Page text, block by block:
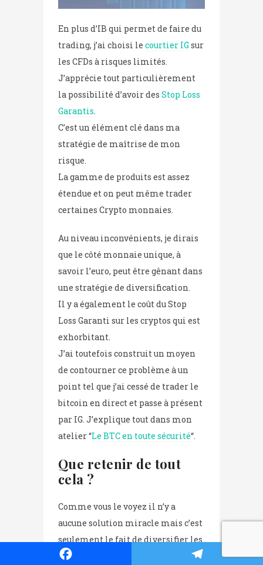
En plus d’IB qui permet de faire du
trading, j’ai choisi le courtier IG sur
les CFDs à risques limités.
J’apprécie tout particulièrement
la possibilité d’avoir des Stop Loss
Garantis.
C’est un élément clé dans ma
stratégie de maîtrise de mon
risque.
La gamme de produits est assez
étendue et on peut même trader
certaines Crypto monnaies.
Au niveau inconvénients, je dirais
que le côté monnaie unique, à
savoir l’euro, peut être gênant dans
une stratégie de diversification.
Il y a également le coût du Stop
Loss Garanti sur les cryptos qui est
exhorbitant.
J’ai toutefois construit un moyen
de contourner ce problème à un
point tel que j’ai cessé de trader le
bitcoin en direct et passe à présent
par IG. J’explique tout dans mon
atelier “Le BTC en toute sécurité“.
Que retenir de tout
cela ?
Comme vous le voyez il n’y a
aucune solution miracle mais c’est
seulement le fait de diversifier les
supports qui permet de lisser son